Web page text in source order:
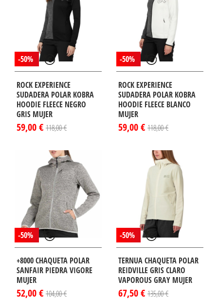
-50%
ROCK EXPERIENCE
SUDADERA POLAR KOBRA
HOODIE FLEECE NEGRO
GRIS MUJER
59,00 € 118,00 €
-50%
ROCK EXPERIENCE
SUDADERA POLAR KOBRA
HOODIE FLEECE BLANCO
MUJER
59,00 € 118,00 €
-50%
+8000 CHAQUETA POLAR
SANFAIR PIEDRA VIGORE
MUJER
52,00 € 104,00 €
-50%
TERNUA CHAQUETA POLAR
REIDVILLE GRIS CLARO
VAPOROUS GRAY MUJER
67,50 € 135,00 €